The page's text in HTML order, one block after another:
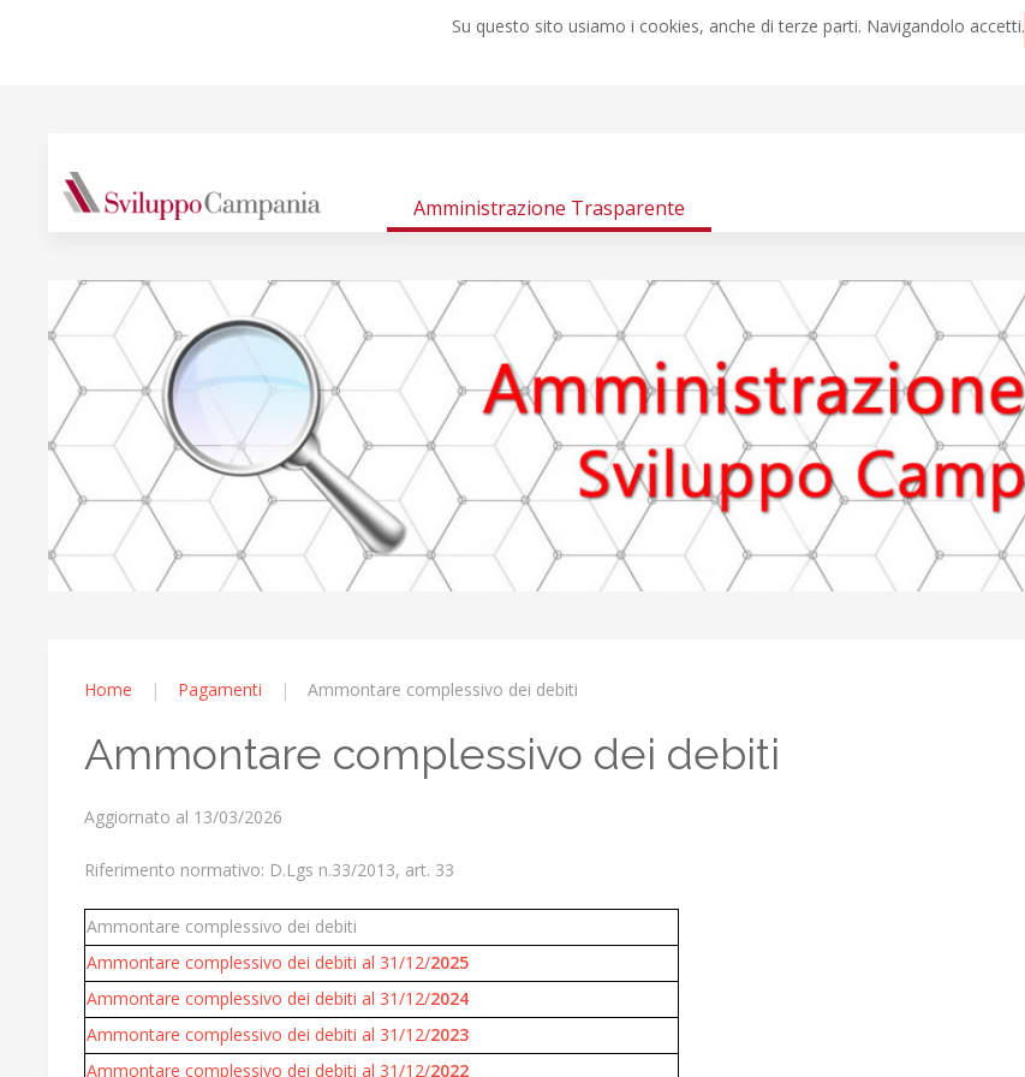
Su questo sito usiamo i cookies, anche di terze parti. Navigandolo accetti.
Amministrazione Trasparente
Home Pagamenti Ammontare complessivo dei debiti
Ammontare complessivo dei debiti
Aggiornato al 13/03/2026
Riferimento normativo: D.Lgs n.33/2013, art. 33
Ammontare complessivo dei debiti
Ammontare complessivo dei debiti al 31/12/2025
Ammontare complessivo dei debiti al 31/12/2024
Ammontare complessivo dei debiti al 31/12/2023
Ammontare complessivo dei debiti al 31/12/2022